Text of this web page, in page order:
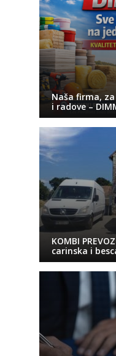
Naša firma,
i radove –
KOMBI
carinska i